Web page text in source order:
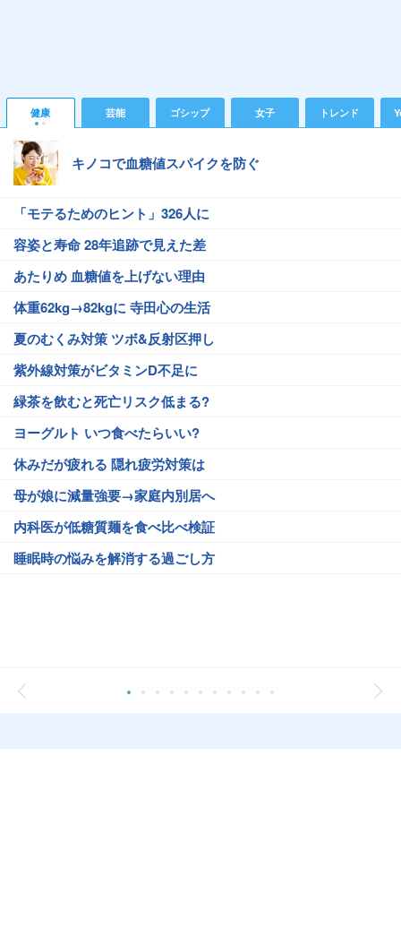
健康 芸能 ゴシップ 女子 トレンド
キノコで血糖値スパイクを防ぐ
「モテるためのヒント」326人に
容姿と寿命 28年追跡で見えた差
あたりめ 血糖値を上げない理由
体重62kg→82kgに 寺田心の生活
夏のむくみ対策 ツボ&反射区押し
紫外線対策がビタミンD不足に
緑茶を飲むと死亡リスク低まる?
ヨーグルト いつ食べたらいい?
休みだが疲れる 隠れ疲労対策は
母が娘に減量強要→家庭内別居へ
内科医が低糖質麺を食べ比べ検証
睡眠時の悩みを解消する過ごし方